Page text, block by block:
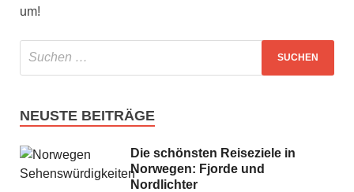
um!
NEUSTE BEITRÄGE
Die schönsten Reiseziele in
Norwegen: Fjorde und
Nordlichter